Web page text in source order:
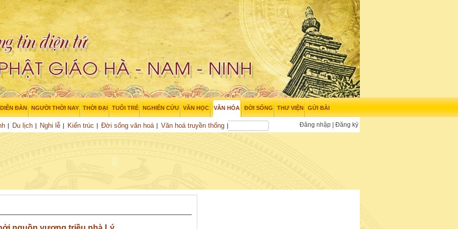
DIỄN ĐÀN NGƯỜI THỜI NAY THỜI ĐẠI TUỔI TRẺ NGHIÊN CỨU VĂN HỌC VĂN HÓA
Du lịch Nghi lễ Kiến trúc Đời sống văn hoá Văn hoá truyền thống
ĐỜI SỐNG THƯ VIỆN GỬI BÀI
Đăng nhập Đăng ký